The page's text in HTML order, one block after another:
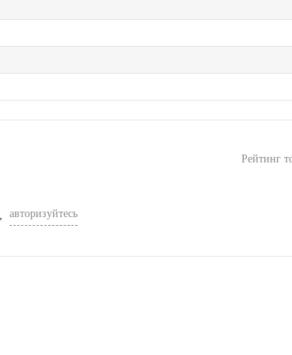
Рейтинг
авторизуйтесь